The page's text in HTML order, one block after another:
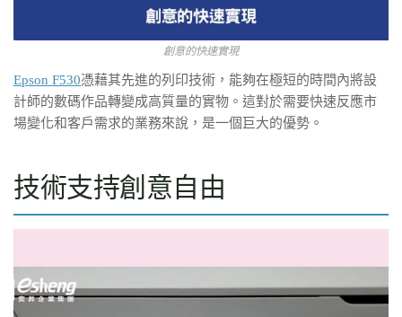
創意的快速實現
Epson F530憑藉其先進的列印技術，能夠在極短的時間內將設
計師的數碼作品轉變成高質量的實物。這對於需要快速反應市
場變化和客戶需求的業務來說，是一個巨大的優勢。
技術支持創意自由